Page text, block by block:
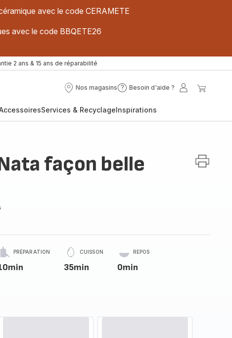
avec le code CERAMETE
avec le code BBQETE26
2 ans & 15 ans de réparabilité
Nos magasins
Nos
Besoin d'aide ?
Besoin
?
Mon
Services & RecyclageInspirations
façon belle
PRÉPARATION CUISSON
35min
REPOS
0min